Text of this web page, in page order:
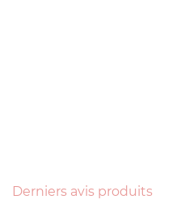
Derniers avis produits